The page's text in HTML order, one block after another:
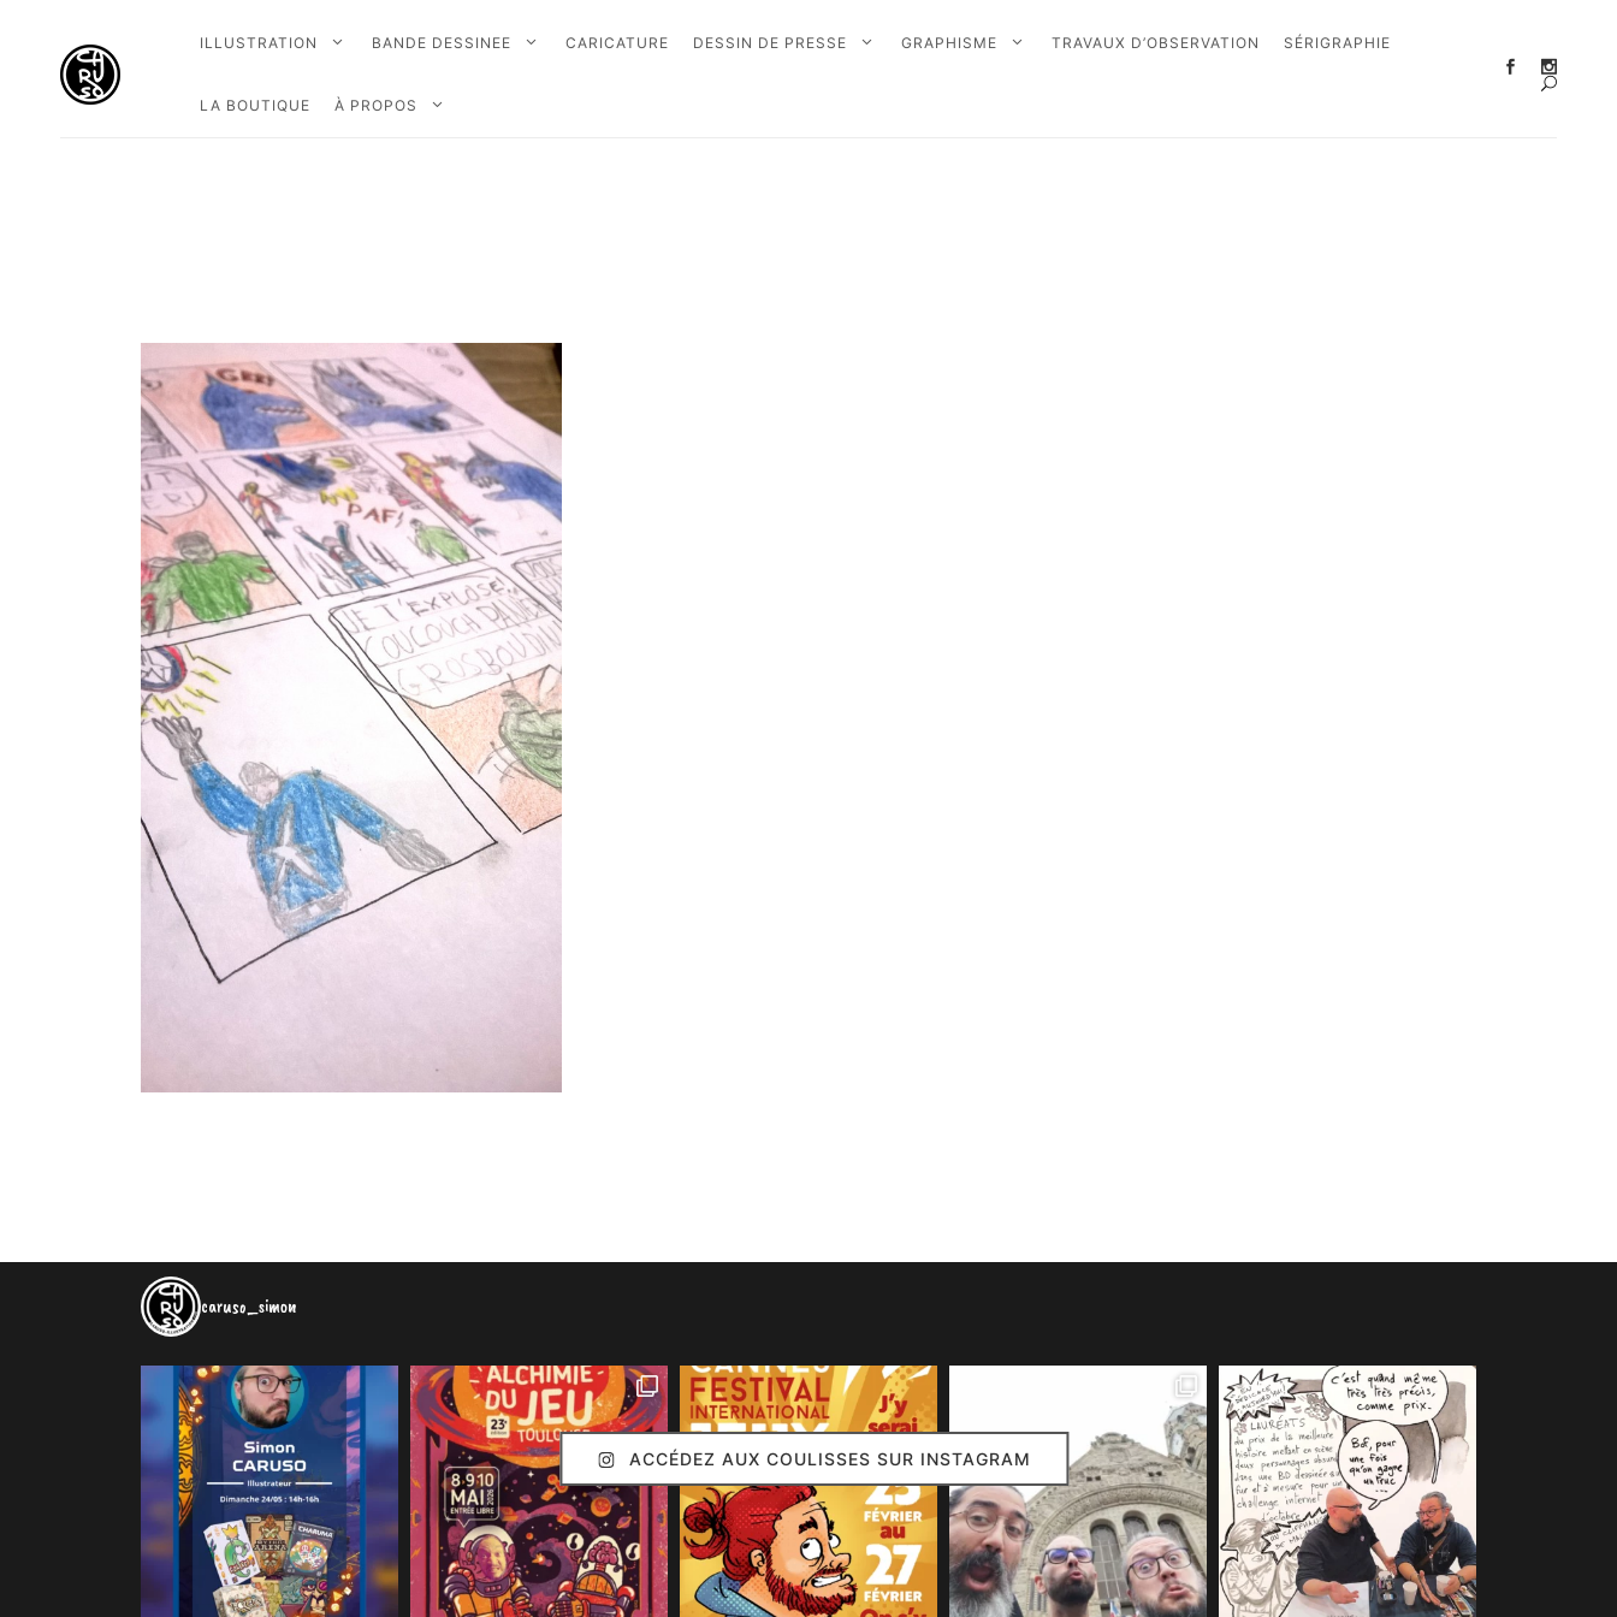
ILLUSTRATION BANDE DESSINEE CARICATURE DESSIN DE PRESSE GRAPHISME TRAVAUX D’OBSERVATION SÉRIGRAPHIE
LA BOUTIQUE À PROPOS
caruso_simon
ACCÉDEZ AUX COULISSES SUR INSTAGRAM